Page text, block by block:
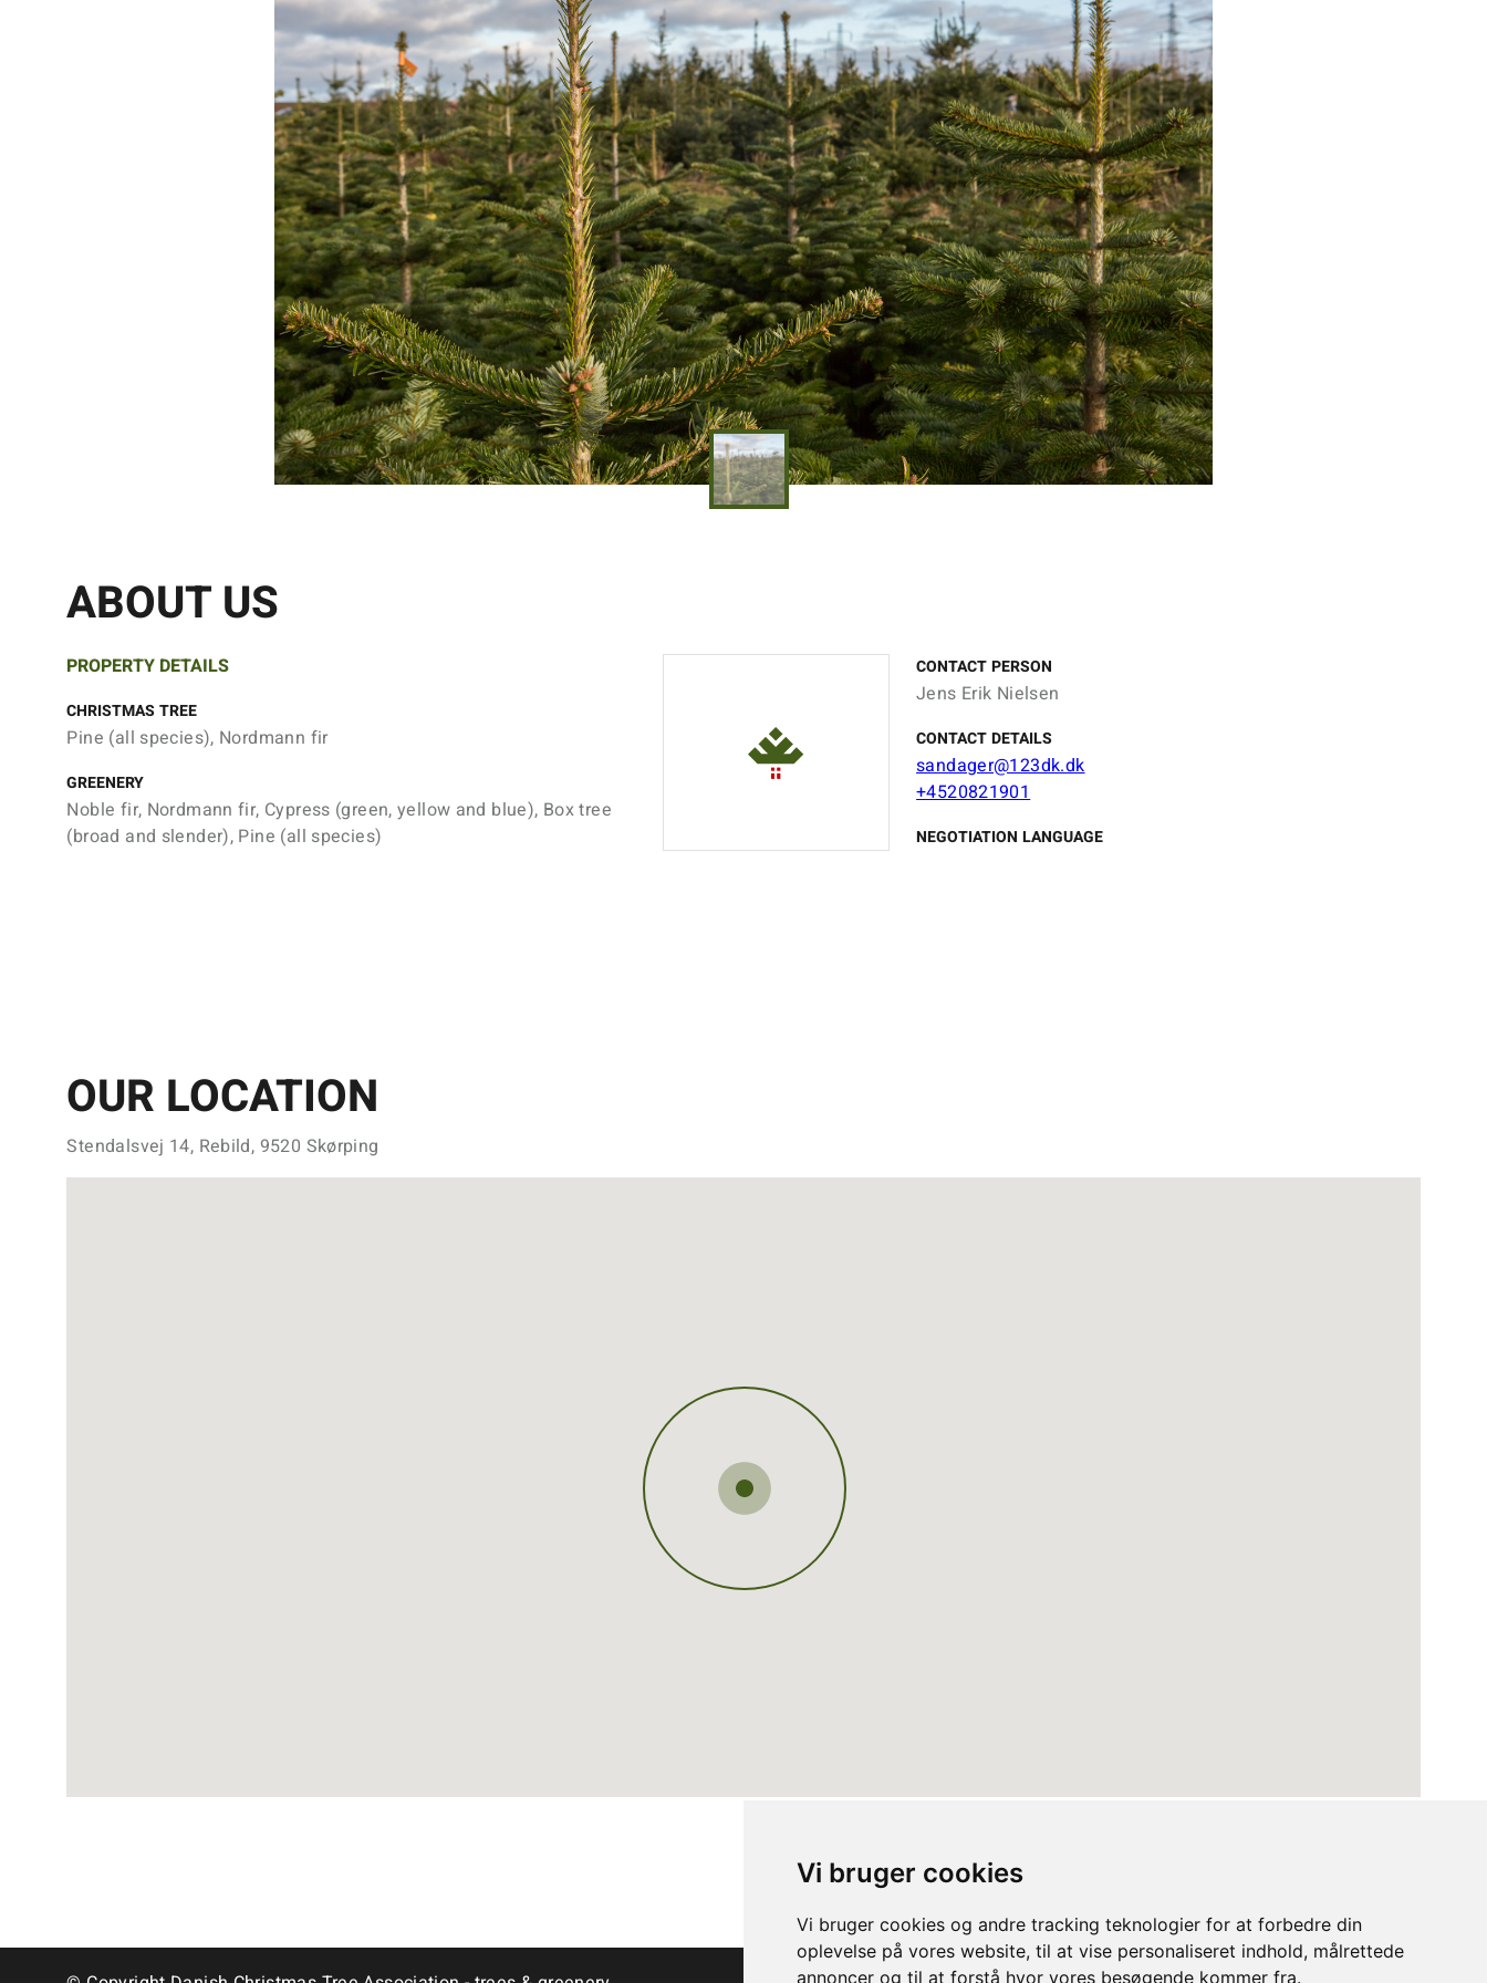
Vi bruger cookies
Vi bruger cookies og andre tracking teknologier for at forbedre din
oplevelse på vores website, til at vise personaliseret indhold, målrettede
annoncer og til at forstå hvor vores besøgende kommer fra.
ABOUT US
PROPERTY DETAILS
CHRISTMAS TREE
Pine (all species), Nordmann fir
GREENERY
Noble fir, Nordmann fir, Cypress (green, yellow and blue), Box tree
(broad and slender), Pine (all species)
CONTACT PERSON
Jens Erik Nielsen
CONTACT DETAILS
sandager@123dk.dk
+4520821901
NEGOTIATION LANGUAGE
OUR LOCATION
Stendalsvej 14, Rebild, 9520 Skørping